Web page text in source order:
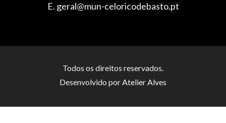
E. geral@mun-celoricodebasto.pt
Todos os direitos reservados.
Desenvolvido por Atelier Alves